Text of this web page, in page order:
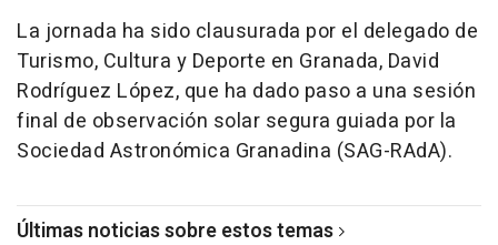
La jornada ha sido clausurada por el delegado de
Turismo, Cultura y Deporte en Granada, David
Rodríguez López, que ha dado paso a una sesión
final de observación solar segura guiada por la
Sociedad Astronómica Granadina (SAG-RAdA).
Últimas noticias sobre estos temas